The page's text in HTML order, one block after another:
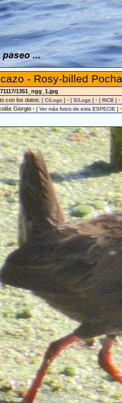
- Rosy-billed
1351_ngg_1.jpg
con los datos: [ C/Logo ] - [ S/Logo ] - [ RiCB ] -
Giorgio - [ Ver más fotos de esta ESPECIE ] -